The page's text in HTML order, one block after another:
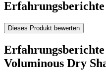
Dieses Produkt bewerten
Voluminous Dry